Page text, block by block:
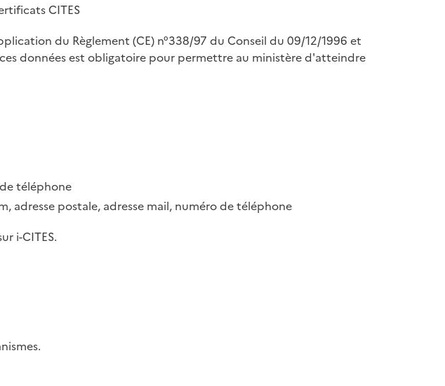
CITES
du Règlement (CE) n°338/97 du Conseil du 09/12/1996 et
données est obligatoire pour permettre au ministère d'atteindre
téléphone
adresse postale, adresse mail, numéro de téléphone
i-CITES.